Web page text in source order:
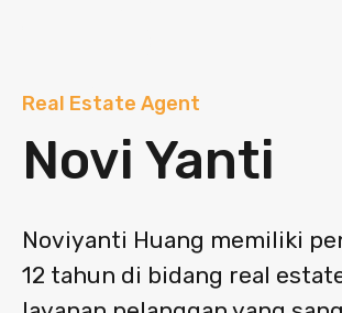
Real Estate Agent
Novi Yanti
Noviyanti Huang memiliki
12 tahun di bidang real